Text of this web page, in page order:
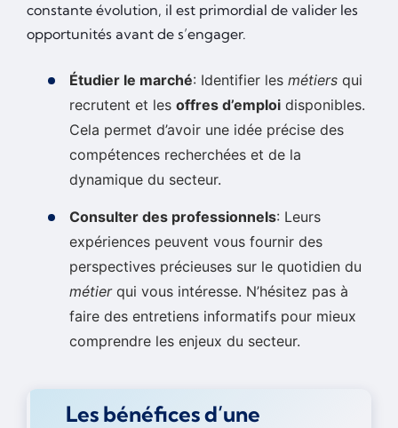
constante évolution, il est primordial de valider les
opportunités avant de s’engager.
Étudier le marché: Identifier les métiers qui
recrutent et les offres d’emploi disponibles.
Cela permet d’avoir une idée précise des
compétences recherchées et de la
dynamique du secteur.
Consulter des professionnels: Leurs
expériences peuvent vous fournir des
perspectives précieuses sur le quotidien du
métierqui vous intéresse. N’hésitez pas à
faire des entretiens informatifs pour mieux
comprendre les enjeux du secteur.
Les bénéfices d’une